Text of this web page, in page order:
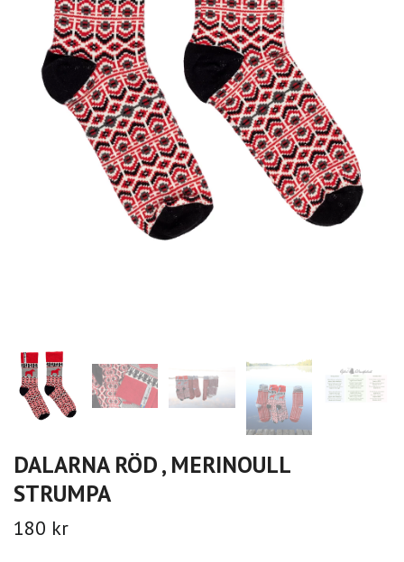
DALARNA RÖD , MERINOULL
STRUMPA
180 kr